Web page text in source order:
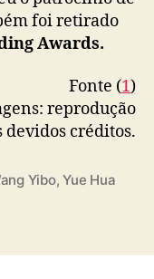
e
n
d
i
Y
f
foi retirado
Awards.
Fonte (1)
reprodução
devidos créditos.
Yibo,Yue Hua